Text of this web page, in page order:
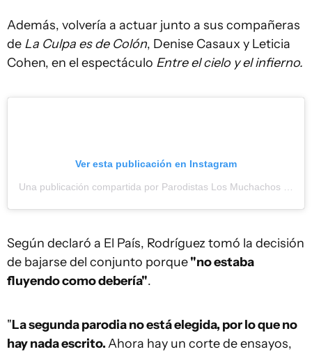
Además, volvería a actuar junto a sus compañeras
de La Culpa es de Colón, Denise Casaux y Leticia
Cohen, en el espectáculo Entre el cielo y el infierno.
Ver esta publicación en Instagram
Según declaró a El País, Rodríguez tomó la decisión
de bajarse del conjunto porque"no estaba
fluyendo como debería".
"La segunda parodia no está elegida, por lo que no
hay nada escrito.Ahora hay un corte de ensayos,